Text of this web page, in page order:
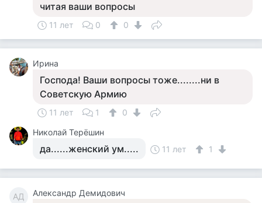
читая ваши вопросы
11 лет 0 0
Ирина
Господа! Ваши вопросы тоже........ни в
Советскую Армию
11 лет 1
0
Николай Терёшин
да......женский ум..... 11 лет 1
АД Александр Демидович